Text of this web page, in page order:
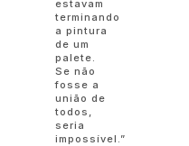
estavam
terminando
a pintura
de um
palete.
Se não
fosse a
união de
todos,
seria
impossível.”